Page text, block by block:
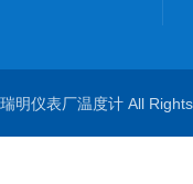
瑞明仪表厂温度计 All